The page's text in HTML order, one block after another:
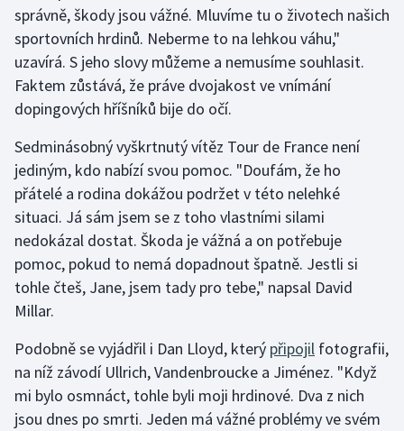
správně, škody jsou vážné. Mluvíme tu o životech našich
sportovních hrdinů. Neberme to na lehkou váhu,"
uzavírá. S jeho slovy můžeme a nemusíme souhlasit.
Faktem zůstává, že práve dvojakost ve vnímání
dopingových hříšníků bije do očí.
Sedminásobný vyškrtnutý vítěz Tour de France není
jediným, kdo nabízí svou pomoc. "Doufám, že ho
přátelé a rodina dokážou podržet v této nelehké
situaci. Já sám jsem se z toho vlastními silami
nedokázal dostat. Škoda je vážná a on potřebuje
pomoc, pokud to nemá dopadnout špatně. Jestli si
tohle čteš, Jane, jsem tady pro tebe," napsal David
Millar.
Podobně se vyjádřil i Dan Lloyd, který připojil fotografii,
na níž závodí Ullrich, Vandenbroucke a Jiménez. "Když
mi bylo osmnáct, tohle byli moji hrdinové. Dva z nich
jsou dnes po smrti. Jeden má vážné problémy ve svém